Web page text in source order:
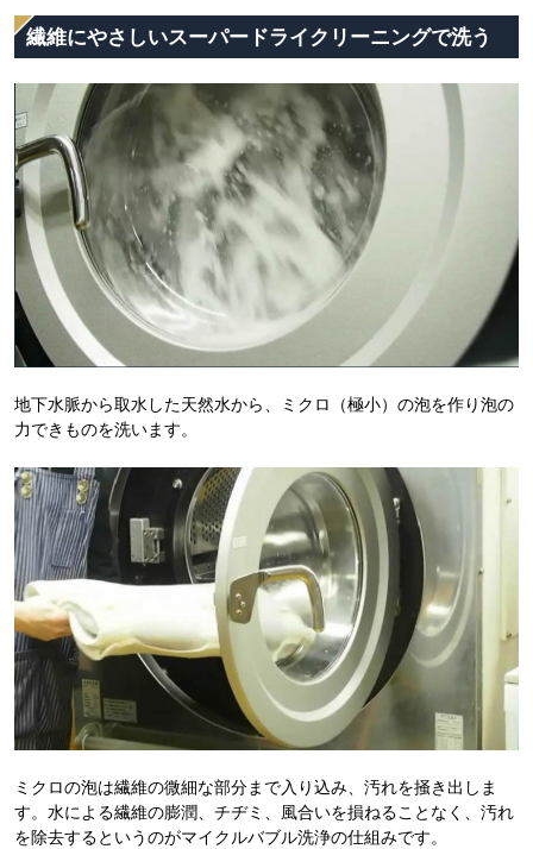
繊維にやさしいスーパードライクリーニングで洗う
地下水脈から取水した天然水から、ミクロ（極小）の泡を作り泡の
力できものを洗います。
ミクロの泡は繊維の微細な部分まで入り込み、汚れを掻き出しま
す。水による繊維の膨潤、チヂミ、風合いを損ねることなく、汚れ
を除去するというのがマイクルバブル洗浄の仕組みです。